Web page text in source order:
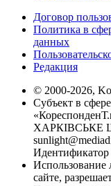
Договор
Политика в
данных
Редакция
© 2000-2026,
Субъект в
ХАРКІВСЬКЕ
сайте,